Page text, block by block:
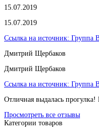
15.07.2019
15.07.2019
Ссылка на источник: Группа
Дмитрий Щербаков
Дмитрий Щербаков
Ссылка на источник: Группа
Отличная выдалась
Просмотреть все отзывы
Категории товаров